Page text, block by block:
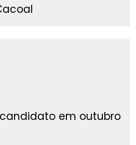
em outubro